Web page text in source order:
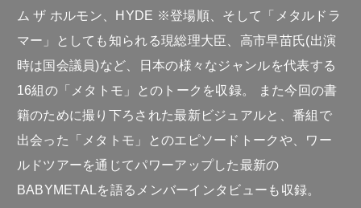
ム ザ ホルモン、HYDE ※登場順、そして「メタルドラ
マー」としても知られる現総理大臣、高市早苗氏(出演
時は国会議員)など、日本の様々なジャンルを代表する
16組の「メタトモ」とのトークを収録。 また今回の書
籍のために撮り下ろされた最新ビジュアルと、番組で
出会った「メタトモ」とのエピソードトークや、ワー
ルドツアーを通じてパワーアップした最新の
BABYMETALを語るメンバーインタビューも収録。